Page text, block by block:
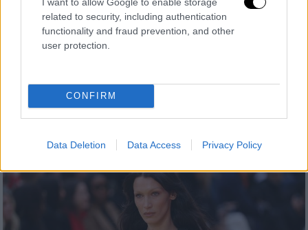
related to security, including authentication
functionality and fraud prevention, and other
user protection.
CONFIRM
Data Deletion Data Access Privacy Policy
με θέμα τους Ολυμπιακούς Αγώνες του
Μονάχου
διαφήμιση που κυκλοφόρησε με θέμα τους
Ολυμπιακούς Αγώνες του Μονάχου